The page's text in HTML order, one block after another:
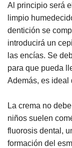
Al principio será
limpio
dentición se
introducirá un
las encías. Se
para que pueda
Además, es ideal
La crema no
niños suelen
fluorosis dental,
formación del